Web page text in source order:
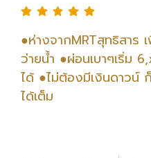
●ห่างจากMRTสุทธิสาร
ว่ายน้ำ ●ผ่อนเบาๆเริ่ม
ได้ ●ไม่ต้องมีเงินดาวน์
ได้เต็ม